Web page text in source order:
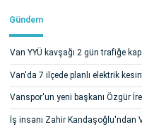
Gündem
Van YYÜ kavşağı 2 gün trafiğe
Van'da 7 ilçede planlı elektrik
Vanspor'un yeni başkanı Özgür
İş insanı Zahir Kandaşoğlu'ndan